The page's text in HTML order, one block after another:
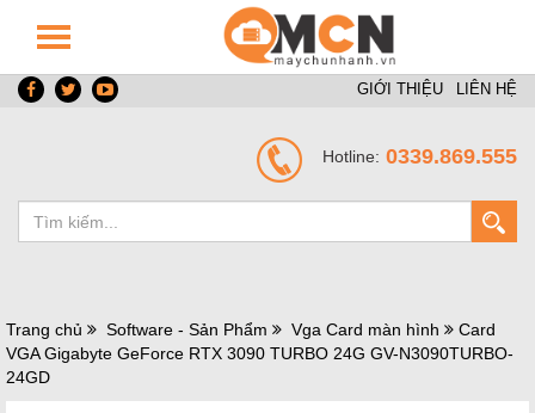
GIỚI THIỆU LIÊN HỆ
Hotline: 0339.869.555
Trang chủ Software - Sản Phẩm Vga Card màn hình
Card
VGA Gigabyte GeForce RTX 3090 TURBO 24G GV-N3090TURBO-
24GD